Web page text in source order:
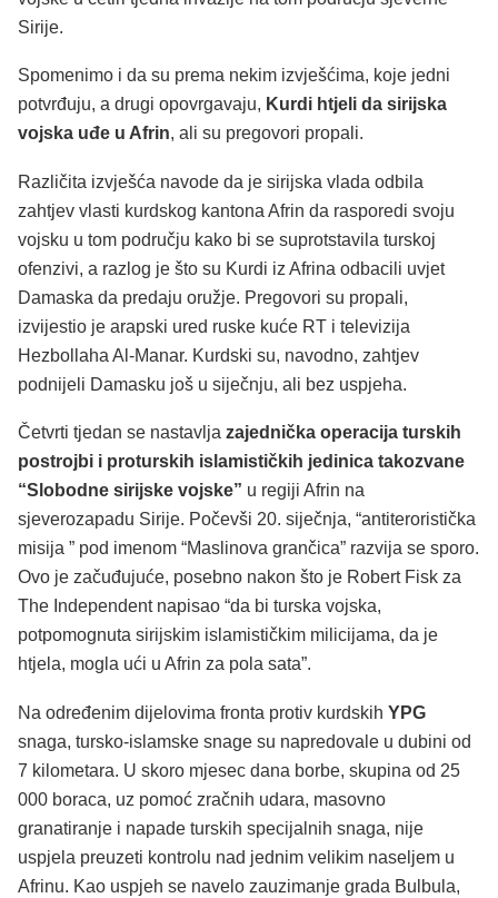
Sirije.
Spomenimo i da su prema nekim izvješćima, koje jedni
potvrđuju, a drugi opovrgavaju, Kurdi htjeli da sirijska
vojska uđe u Afrin, ali su pregovori propali.
Različita izvješća navode da je sirijska vlada odbila
zahtjev vlasti kurdskog kantona Afrin da rasporedi svoju
vojsku u tom području kako bi se suprotstavila turskoj
ofenzivi, a razlog je što su Kurdi iz Afrina odbacili uvjet
Damaska da predaju oružje. Pregovori su propali,
izvijestio je arapski ured ruske kuće RT i televizija
Hezbollaha Al-Manar. Kurdski su, navodno, zahtjev
podnijeli Damasku još u siječnju, ali bez uspjeha.
Četvrti tjedan se nastavlja zajednička operacija turskih
postrojbi i proturskih islamističkih jedinica takozvane
“Slobodne sirijske vojske” u regiji Afrin na
sjeverozapadu Sirije. Počevši 20. siječnja, “antiteroristička
misija ” pod imenom “Maslinova grančica” razvija se sporo.
Ovo je začuđujuće, posebno nakon što je Robert Fisk za
The Independent napisao “da bi turska vojska,
potpomognuta sirijskim islamističkim milicijama, da je
htjela, mogla ući u Afrin za pola sata”.
Na određenim dijelovima fronta protiv kurdskih YPG
snaga, tursko-islamske snage su napredovale u dubini od
7 kilometara. U skoro mjesec dana borbe, skupina od 25
000 boraca, uz pomoć zračnih udara, masovno
granatiranje i napade turskih specijalnih snaga, nije
uspjela preuzeti kontrolu nad jednim velikim naseljem u
Afrinu. Kao uspjeh se navelo zauzimanje grada Bulbula,